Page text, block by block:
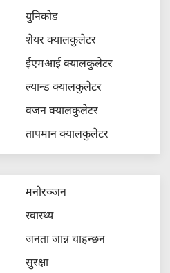
युनिकोड
शेयर क्यालकुलेटर
ईएमआई क्यालकुलेटर
ल्यान्ड क्यालकुलेटर
वजन क्यालकुलेटर
तापमान क्यालकुलेटर
मनोरञ्जन
स्वास्थ्य
जनता जान्न चाहन्छन
सुरक्षा